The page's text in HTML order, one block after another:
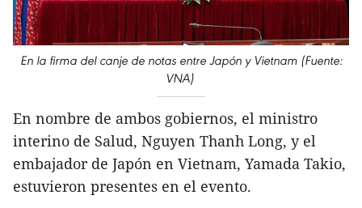
En la firma del canje de notas entre Japón y Vietnam (Fuente:
VNA)
En nombre de ambos gobiernos, el ministro
interino de Salud, Nguyen Thanh Long, y el
embajador de Japón en Vietnam, Yamada Takio,
estuvieron presentes en el evento.